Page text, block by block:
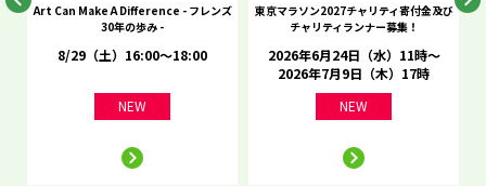
Art Can Make A Difference - フレンズ
30年の歩み -
8/29（土）16:00～18:00
NEW
東京マラソン2027チャリティ寄付金及び
チャリティランナー募集！
2026年6月24日（水）11時～
2026年7月9日（木）17時
NEW